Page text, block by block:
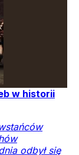
w historii
odbył się